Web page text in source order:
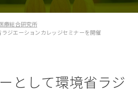
療総合研究所
ジエーションカレッジセミナーを開催
として環境省ラジ